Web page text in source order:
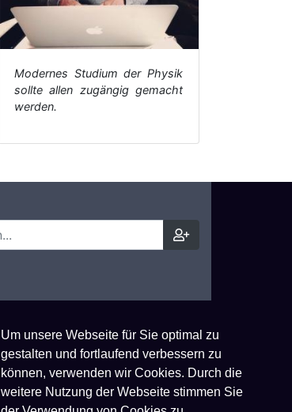
Um unsere Webseite für Sie optimal zu
gestalten und fortlaufend verbessern zu
können, verwenden wir Cookies. Durch die
weitere Nutzung der Webseite stimmen Sie
Modernes Studium der Physik
sollte allen zugängig gemacht
werden.